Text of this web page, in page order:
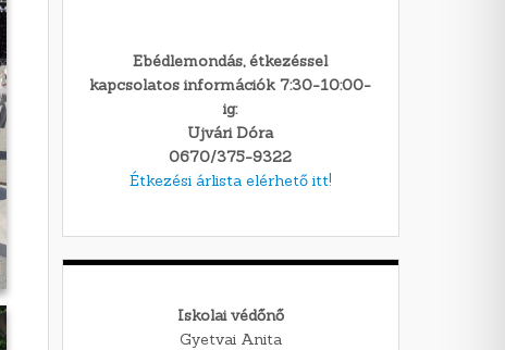
Ebédlemondás, étkezéssel
kapcsolatos információk 7:30-10:00-
ig:
Ujvári Dóra
0670/375-9322
Étkezési árlista elérhető itt!
Iskolai védőnő
Gyetvai Anita